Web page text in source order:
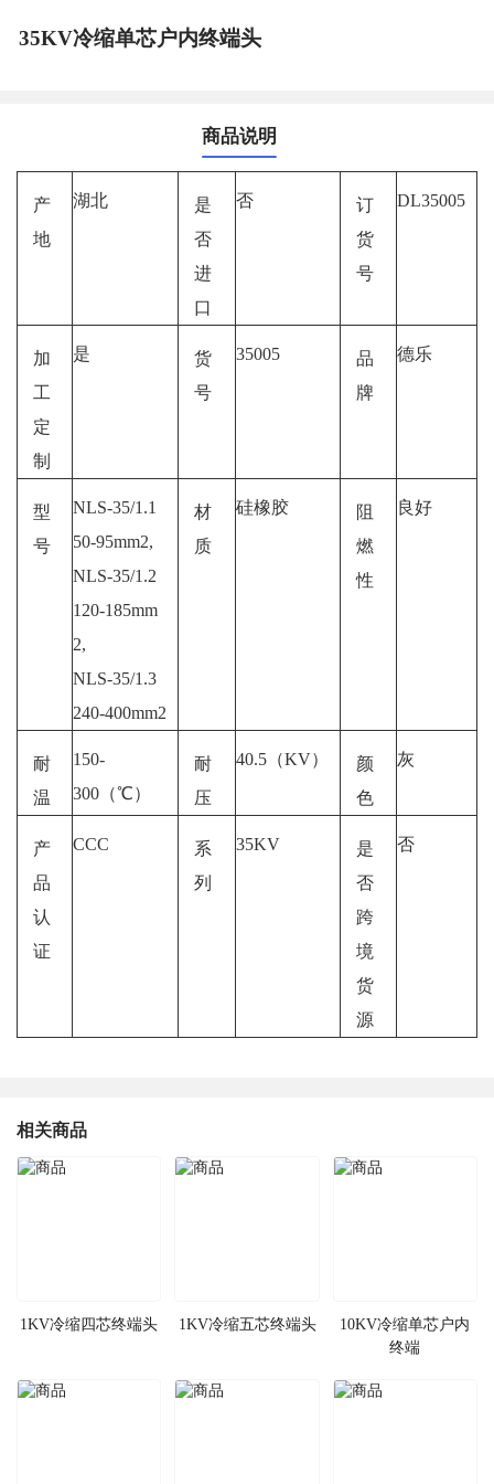
35KV冷缩单芯户内终端头
商品说明
产
地
湖北
是
否
进
口
否
订
货
号
DL35005
加
工
定
制
是
货
号
35005
品
牌
德乐
型
号
NLS-35/1.1
50-95mm2,
NLS-35/1.2
120-185mm
2,
NLS-35/1.3
240-400mm2
材
质
硅橡胶
阻
燃
性
良好
耐
温
150-
300（℃）
耐
压
40.5（KV）
颜
色
灰
产
品
认
证
CCC
系
列
35KV
是
否
跨
境
货
源
否
相关商品
1KV冷缩四芯终端头 1KV冷缩五芯终端头
10KV冷缩单芯户内
终端